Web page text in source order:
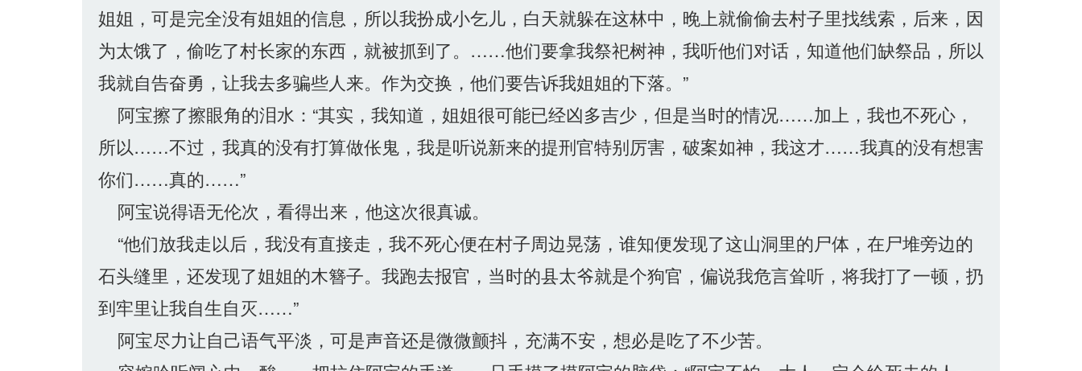
姐姐，可是完全没有姐姐的信息，所以我扮成小乞儿，白天就躲在这林中，晚上就偷偷去村子里找线索，后来，因
为太饿了，偷吃了村长家的东西，就被抓到了。……他们要拿我祭祀树神，我听他们对话，知道他们缺祭品，所以
我就自告奋勇，让我去多骗些人来。作为交换，他们要告诉我姐姐的下落。”
阿宝擦了擦眼角的泪水：“其实，我知道，姐姐很可能已经凶多吉少，但是当时的情况……加上，我也不死心，
所以……不过，我真的没有打算做伥鬼，我是听说新来的提刑官特别厉害，破案如神，我这才……我真的没有想害
你们……真的……”
阿宝说得语无伦次，看得出来，他这次很真诚。
“他们放我走以后，我没有直接走，我不死心便在村子周边晃荡，谁知便发现了这山洞里的尸体，在尸堆旁边的
石头缝里，还发现了姐姐的木簪子。我跑去报官，当时的县太爷就是个狗官，偏说我危言耸听，将我打了一顿，扔
到牢里让我自生自灭……”
阿宝尽力让自己语气平淡，可是声音还是微微颤抖，充满不安，想必是吃了不少苦。